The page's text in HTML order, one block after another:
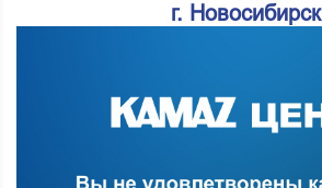
г. Новосибирск